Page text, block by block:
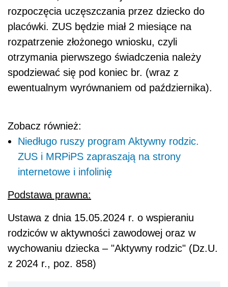
rozpoczęcia uczęszczania przez dziecko do
placówki. ZUS będzie miał 2 miesiące na
rozpatrzenie złożonego wniosku, czyli
otrzymania pierwszego świadczenia należy
spodziewać się pod koniec br. (wraz z
ewentualnym wyrównaniem od października).
Zobacz również:
Niedługo ruszy program Aktywny rodzic.
ZUS i MRPiPS zapraszają na strony
internetowe i infolinię
Podstawa prawna:
Ustawa z dnia 15.05.2024 r. o wspieraniu
rodziców w aktywności zawodowej oraz w
wychowaniu dziecka – "Aktywny rodzic" (Dz.U.
z 2024 r., poz. 858)